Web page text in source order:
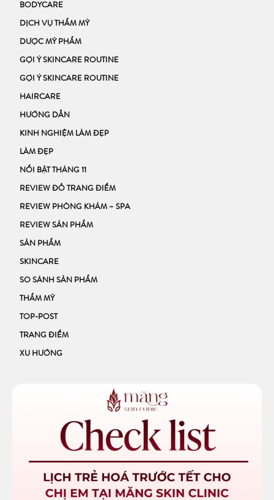
BODYCARE
DỊCH VỤ THẨM MỸ
DƯỢC MỸ PHẨM
GỢI Ý SKINCARE ROUTINE
GỢI Ý SKINCARE ROUTINE
HAIRCARE
HƯỚNG DẪN
KINH NGHIỆM LÀM ĐẸP
LÀM ĐẸP
NỔI BẬT THÁNG 11
REVIEW ĐỒ TRANG ĐIỂM
REVIEW PHÒNG KHÁM – SPA
REVIEW SẢN PHẨM
SẢN PHẨM
SKINCARE
SO SÁNH SẢN PHẨM
THẨM MỸ
TOP-POST
TRANG ĐIỂM
XU HƯỚNG